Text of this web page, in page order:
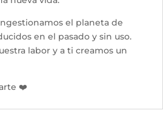
el planeta de
en el pasado y sin uso.
labor y a ti creamos un
❤️